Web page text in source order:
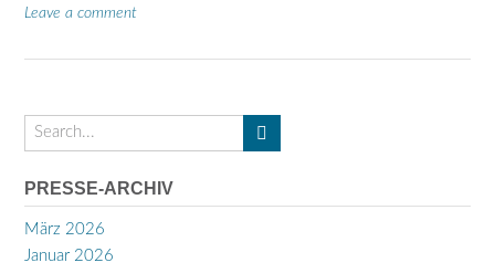
Leave a comment
PRESSE-ARCHIV
März 2026
Januar 2026